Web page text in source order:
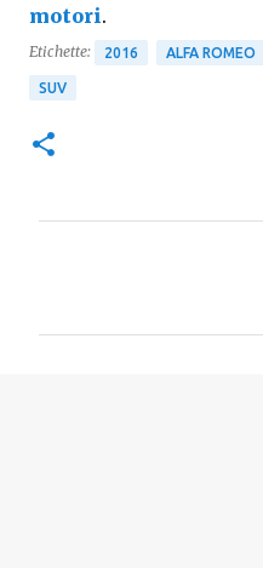
motori.
Etichette: 2016 ALFA ROMEO
SUV
m